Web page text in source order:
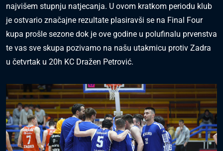
najvišem stupnju natjecanja. U ovom kratkom periodu klub
je ostvario značajne rezultate plasiravši se na Final Four
kupa prošle sezone dok je ove godine u polufinalu prvenstva
te vas sve skupa pozivamo na našu utakmicu protiv Zadra
u četvrtak u 20h KC Dražen Petrović.